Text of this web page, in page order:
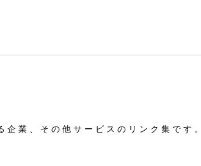
業、その他サービスのリンク集です。